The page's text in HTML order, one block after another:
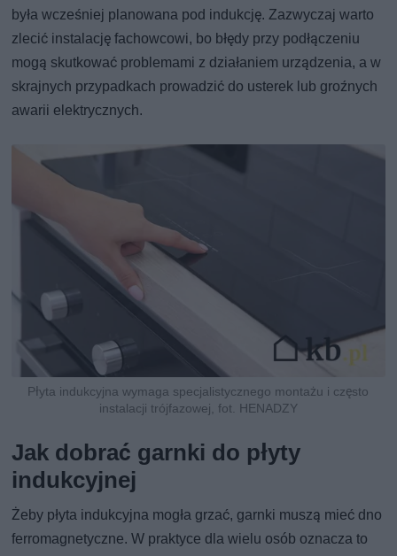
była wcześniej planowana pod indukcję. Zazwyczaj warto
zlecić instalację fachowcowi, bo błędy przy podłączeniu
mogą skutkować problemami z działaniem urządzenia, a w
skrajnych przypadkach prowadzić do usterek lub groźnych
awarii elektrycznych.
Płyta indukcyjna wymaga specjalistycznego montażu i często
instalacji trójfazowej, fot. HENADZY
Jak dobrać garnki do płyty
indukcyjnej
Żeby płyta indukcyjna mogła grzać, garnki muszą mieć dno
ferromagnetyczne. W praktyce dla wielu osób oznacza to